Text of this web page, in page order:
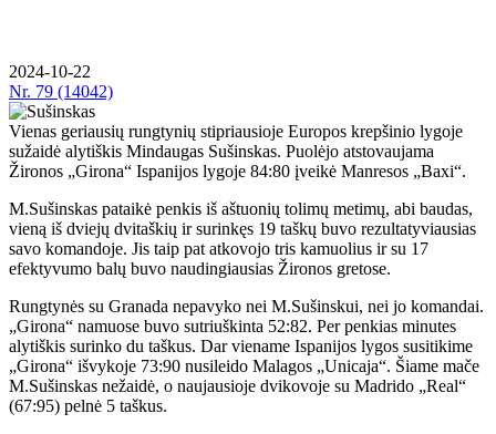
2024-10-22
Nr. 79 (14042)
Vienas geriausių rungtynių stipriausioje Europos krepšinio lygoje
sužaidė alytiškis Mindaugas Sušinskas. Puolėjo atstovaujama
Žironos „Girona“ Ispanijos lygoje 84:80 įveikė Manresos „Baxi“.
M.Sušinskas pataikė penkis iš aštuonių tolimų metimų, abi baudas,
vieną iš dviejų dvitaškių ir surinkęs 19 taškų buvo rezultatyviausias
savo komandoje. Jis taip pat atkovojo tris kamuolius ir su 17
efektyvumo balų buvo naudingiausias Žironos gretose.
Rungtynės su Granada nepavyko nei M.Sušinskui, nei jo komandai.
„Girona“ namuose buvo sutriuškinta 52:82. Per penkias minutes
alytiškis surinko du taškus. Dar viename Ispanijos lygos susitikime
„Girona“ išvykoje 73:90 nusileido Malagos „Unicaja“. Šiame mače
M.Sušinskas nežaidė, o naujausioje dvikovoje su Madrido „Real“
(67:95) pelnė 5 taškus.